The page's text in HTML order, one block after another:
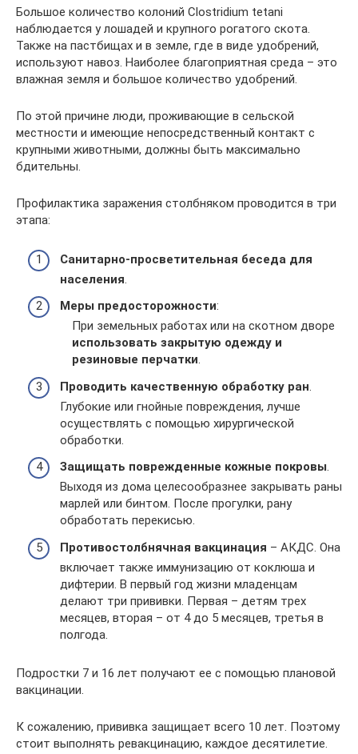
Большое количество колоний Clostridium tetani
наблюдается у лошадей и крупного рогатого скота.
Также на пастбищах и в земле, где в виде удобрений,
используют навоз. Наиболее благоприятная среда – это
влажная земля и большое количество удобрений.
По этой причине люди, проживающие в сельской
местности и имеющие непосредственный контакт с
крупными животными, должны быть максимально
бдительны.
Профилактика заражения столбняком проводится в три
этапа:
Санитарно-просветительная беседа для
населения
Меры предосторожности:
При земельных работах или на скотном дворе
использовать закрытую одежду и
резиновые перчатки.
Проводить качественную обработку ран
Глубокие или гнойные повреждения, лучше
осуществлять с помощью хирургической
обработки.
Защищать поврежденные кожные покровы.
Выходя из дома целесообразнее закрывать раны
марлей или бинтом. После прогулки, рану
обработать перекисью.
Противостолбнячная вакцинация – АКДС. Она
включает также иммунизацию от коклюша и
дифтерии. В первый год жизни младенцам
делают три прививки. Первая – детям трех
месяцев, вторая – от 4 до 5 месяцев, третья в
полгода.
Подростки 7 и 16 лет получают ее с помощью плановой
вакцинации.
К сожалению, прививка защищает всего 10 лет. Поэтому
стоит выполнять ревакцинацию, каждое десятилетие.